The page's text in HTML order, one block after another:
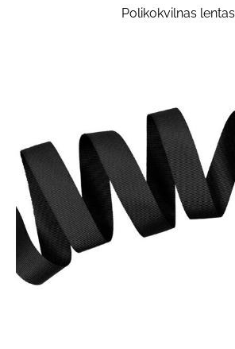
Polikokvilnas lentas